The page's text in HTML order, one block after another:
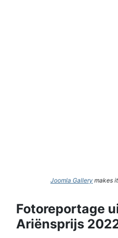
Joomla Gallery makes
Fotoreportage
Ariënsprijs